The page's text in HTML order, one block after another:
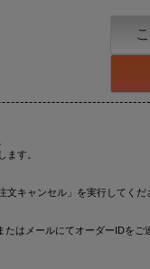
す。
キャンセル」を実行してくだ
はメールにてオーダーIDをご